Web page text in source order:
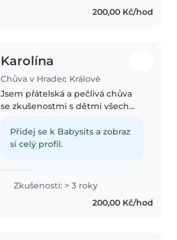
pedagoga a také učila..200,00 Kč/hod
Karolína
Chůva v Hradec Králové
Jsem přátelská a pečlivá chůva
se zkušenostmi s dětmi všech
po školáky. Mé koníčky jsou
kreslení, tvoření a hraní si s
Přidej se k Babysits a zobraz
si celý profil.
Zkušenosti: > 3 roky
200,00 Kč/hod